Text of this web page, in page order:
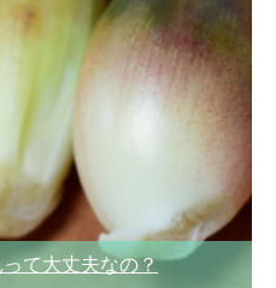
て大丈夫なの？